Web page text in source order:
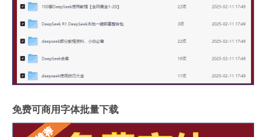
免费可商用字体批量下载